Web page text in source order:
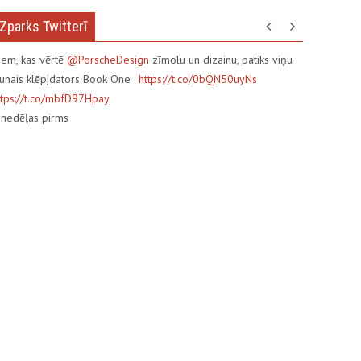
Zparks Twitterī
kas vērtē@PorscheDesign zīmolu un dizainu, patiks viņu
klēpjdators Book One :https://t.co/0bQN50uyNs
t.co/mbfD97Hpay
nedēļas pirms